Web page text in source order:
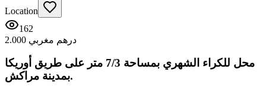
Location
162
2.000 درهم مغربي
محل للكراء الشهري بمساحة 7/3 متر على طريق أوريكا
بمدينة مراكش.